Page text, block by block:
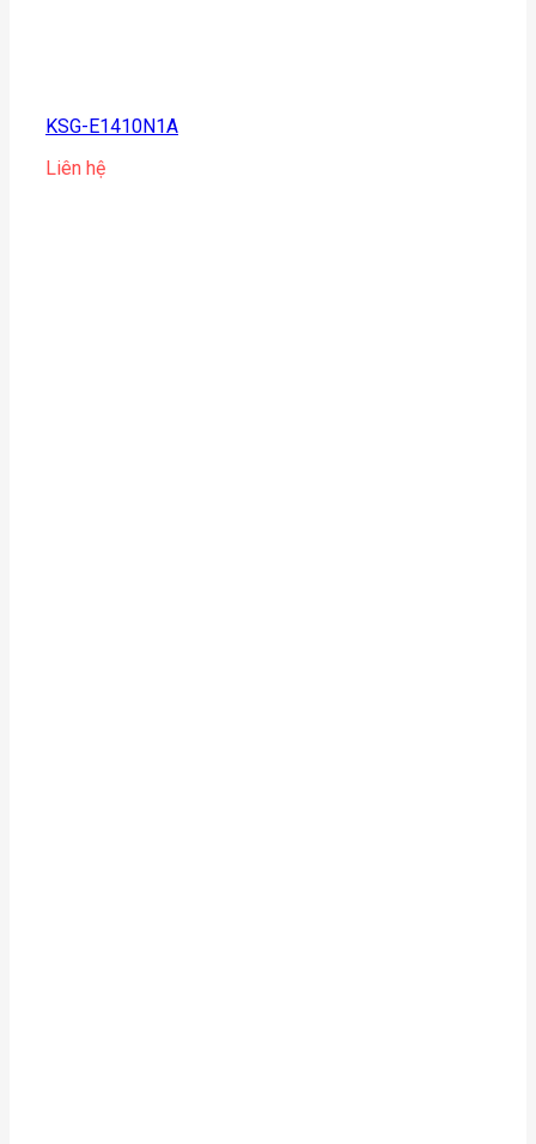
KSG-E1410N1A
Liên hệ